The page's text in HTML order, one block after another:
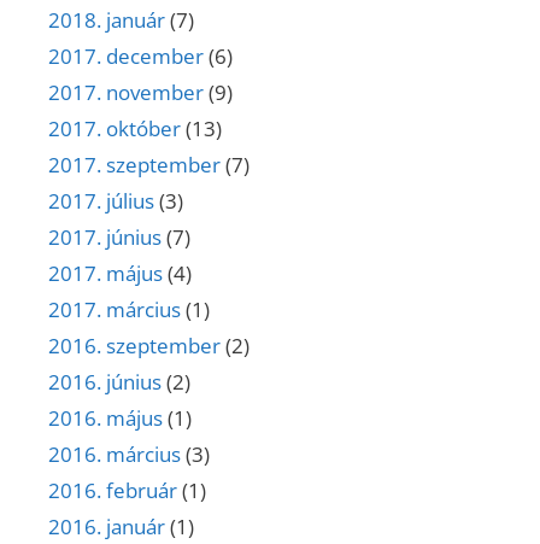
2018. január(7)
2017. december(6)
2017. november(9)
2017. október(13)
2017. szeptember(7)
2017. július(3)
2017. június(7)
2017. május(4)
2017. március(1)
2016. szeptember(2)
2016. június(2)
2016. május(1)
2016. március(3)
2016. február(1)
2016. január(1)